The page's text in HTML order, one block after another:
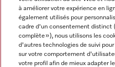
Miele sur Instagram
Miele sur Facebook
Miele sur Youtube
à améliorer votre expérience en
également utilisés pour
cadre d'un consentement distinct
complète »), nous utilisons les
d'autres technologies de suivi
sur votre comportement
votre profil afin de mieux adapter